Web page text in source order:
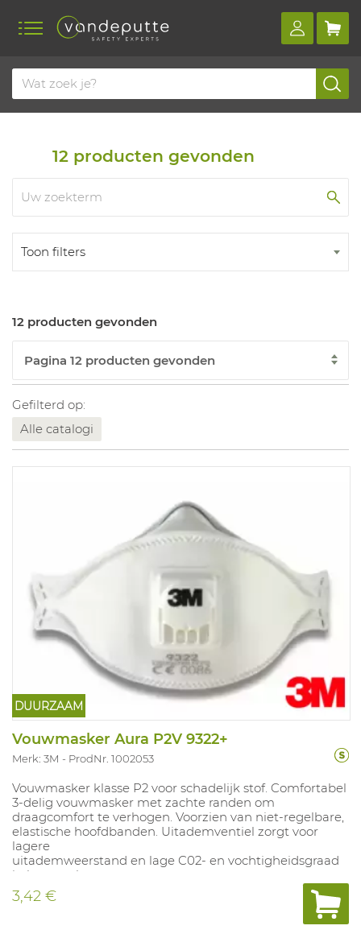
Home Producten
Adembescherming
12 producten gevonden
Toon filters
12 producten gevonden
Gefilterd op:
Alle catalogi
DUURZAAM
Vouwmasker Aura P2V 9322+
Merk: 3M ProdNr. 1002053
Vouwmasker klasse P2 voor schadelijk stof. Comfortabel
3-delig vouwmasker met zachte randen om
draagcomfort te verhogen. Voorzien van niet-regelbare,
elastische hoofdbanden. Uitademventiel zorgt voor
lagere
uitademweerstand en lage C02- en vochtigheidsgraad
in het masker.
Maskers zijn apart verpakt. NPF: 10. Bevat ten minste
25% gerecycled materiaal, ten minste 30% gerecycled
3,42 €